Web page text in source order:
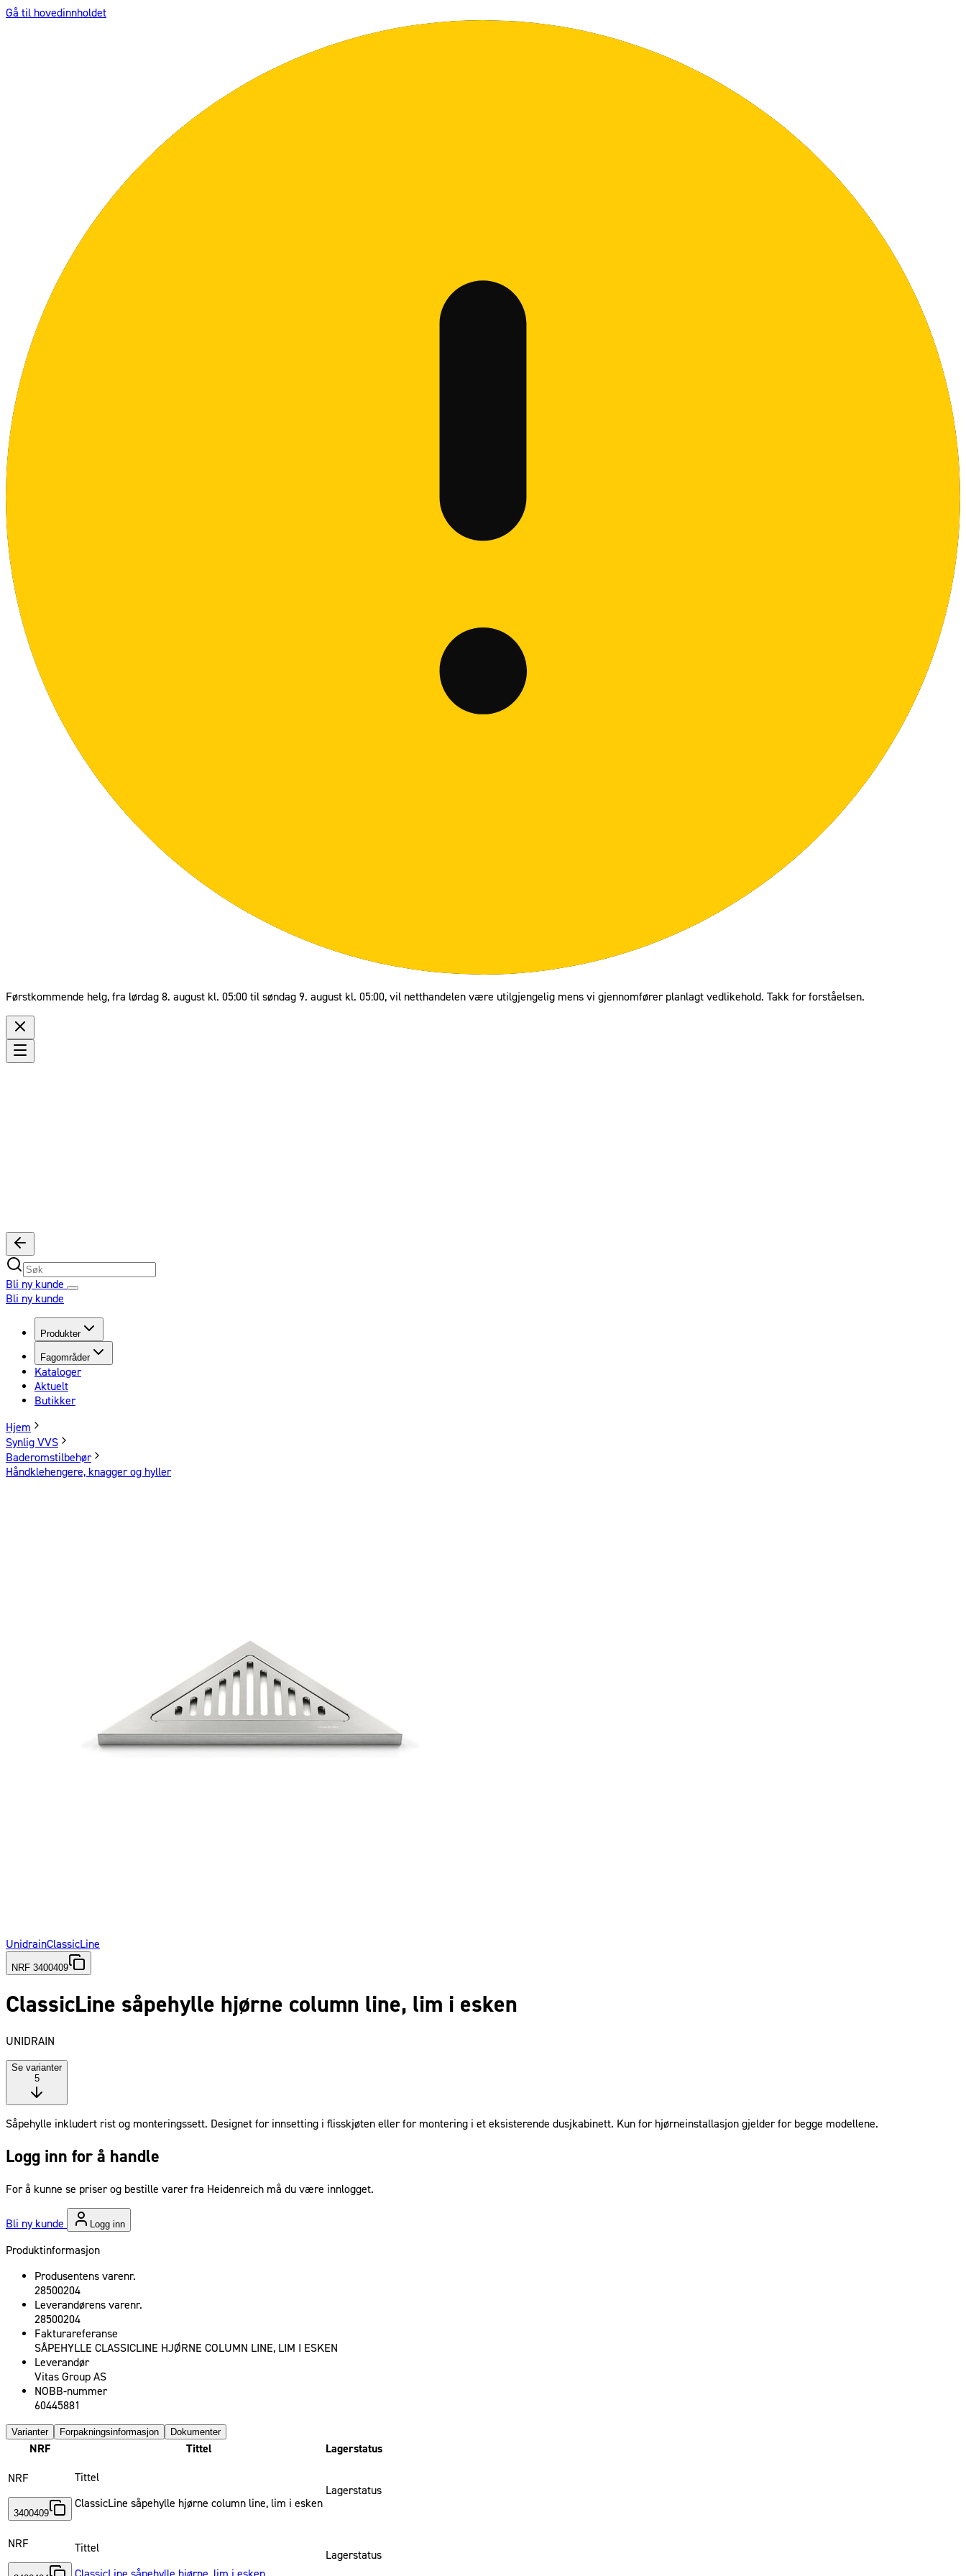
Gå til hovedinnholdet
Førstkommende helg, fra lørdag 8. august kl. 05:00 til søndag 9. august kl. 05:00, vil netthandelen være utilgjengelig mens vi gjennomfører planlagt vedlikehold. Takk for forståelsen.
Bli ny kunde
Bli ny kunde
Produkter
Fagområder
Kataloger
Aktuelt
Butikker
Hjem
Synlig VVS
Baderomstilbehør
Håndklehengere, knagger og hyller
UnidrainClassicLine
NRF 3400409
ClassicLine såpehylle hjørne column line, lim i esken
UNIDRAIN
Se varianter
5
Såpehylle inkludert rist og monteringssett. Designet for innsetting i flisskjøten eller for montering i et eksisterende dusjkabinett. Kun for hjørneinstallasjon gjelder for begge modellene.
Logg inn for å handle
For å kunne se priser og bestille varer fra Heidenreich må du være innlogget.
Bli ny kunde Logg inn
Produktinformasjon
Produsentens varenr.
28500204
Leverandørens varenr.
28500204
Fakturareferanse
SÅPEHYLLE CLASSICLINE HJØRNE COLUMN LINE, LIM I ESKEN
Leverandør
Vitas Group AS
NOBB-nummer
60445881
Varianter Forpakningsinformasjon Dokumenter
NRF Tittel Lagerstatus
NRF
3400409
Tittel
ClassicLine såpehylle hjørne column line, lim i esken
Lagerstatus
NRF
Tittel
Lagerstatus